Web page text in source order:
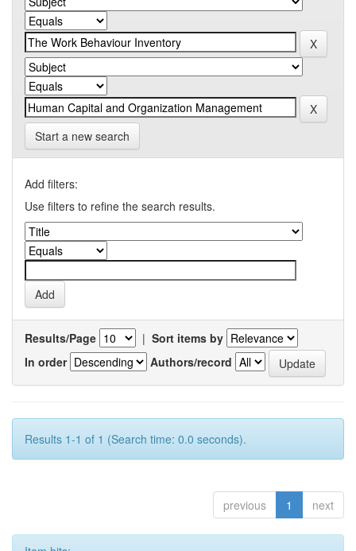
Start a new search
Add filters:
Use filters to refine the search results.
Results/Page | Sort items by
In order
Authors/record
Results 1-1 of 1 (Search time: 0.0 seconds).
previous 1 next